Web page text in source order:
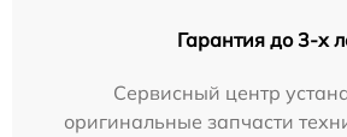
Гарантия до 3-х
Сервисный центр
оригинальные запчасти